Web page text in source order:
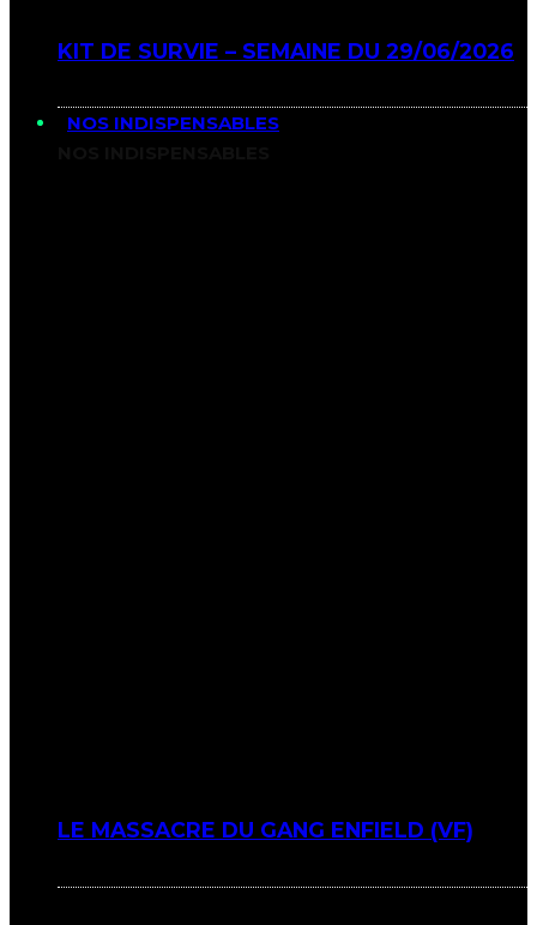
KIT DE SURVIE – SEMAINE DU 29/06/2026
NOS INDISPENSABLES
LE MASSACRE DU GANG ENFIELD (VF)